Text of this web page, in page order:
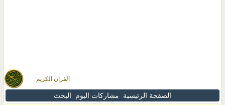
القران الكريم
الصفحة الرئيسية مشاركات اليوم البحث